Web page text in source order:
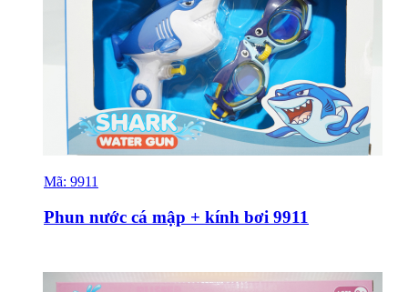
Sỉ & Lẻ
Mã: 9911
Phun nước cá mập + kính bơi 9911